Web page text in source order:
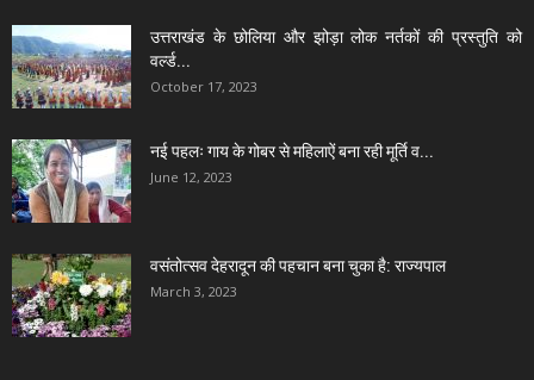
उत्तराखंड के छोलिया और झोड़ा लोक नर्तकों की प्रस्तुति को
वर्ल्ड...
October 17, 2023
नई पहलः गाय के गोबर से महिलाऐं बना रही मूर्ति व...
June 12, 2023
वसंतोत्सव देहरादून की पहचान बना चुका है: राज्यपाल
March 3, 2023